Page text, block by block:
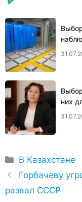
них
Рубрики
В Казахстане
Горбачеву
развал СССР